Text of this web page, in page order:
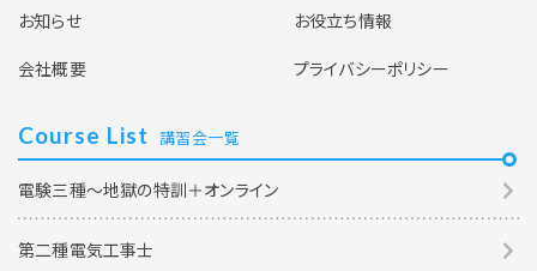
お知らせ
お役立ち情報
会社概要
プライバシーポリシー
Course List 講習会一覧
電験三種～地獄の特訓＋オンライン
第二種電気工事士